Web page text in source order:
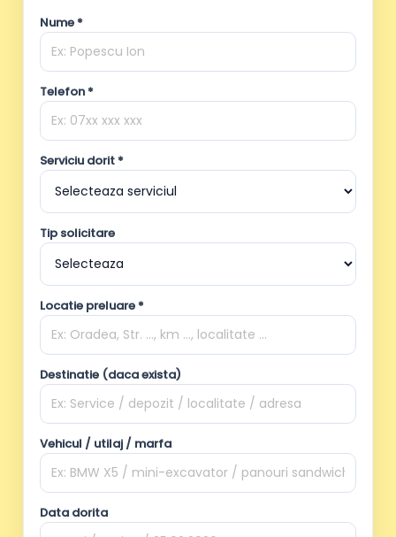
Nume *
Telefon *
Serviciu dorit *
Tip solicitare
Locatie preluare *
Destinatie (daca exista)
Vehicul / utilaj / marfa
Data dorita